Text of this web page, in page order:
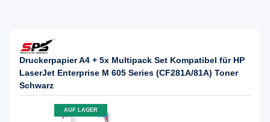
Druckerpapier A4 + 5x Multipack Set Kompatibel für HP
LaserJet Enterprise M 605 Series (CF281A/81A) Toner
Schwarz
AUF LAGER